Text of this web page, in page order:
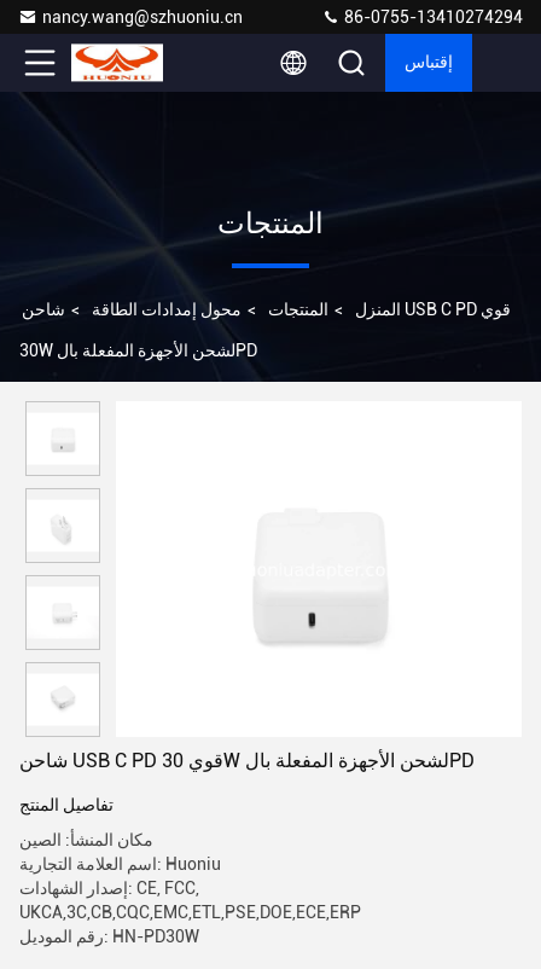
nancy.wang@szhuoniu.cn 86-0755-13410274294
إقتباس
المنتجات
المنزل > المنتجات > محول إمدادات الطاقة > شاحن USB C PD قوي
30W لشحن الأجهزة المفعلة بالPD
شاحن USB C PD قوي 30W لشحن الأجهزة المفعلة بالPD
تفاصيل المنتج
مكان المنشأ: الصين
اسم العلامة التجارية: Huoniu
إصدار الشهادات: CE, FCC,
UKCA,3C,CB,CQC,EMC,ETL,PSE,DOE,ECE,ERP
رقم الموديل: HN-PD30W